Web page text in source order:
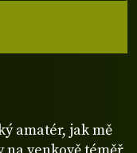
amatér, jak mě